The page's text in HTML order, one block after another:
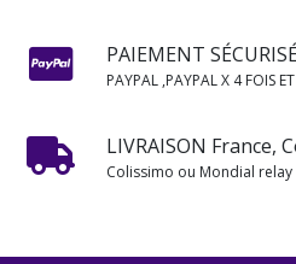
PAIEMENT
PAYPAL ,PAYPAL X 4 FOIS
LIVRAISON France,
Colissimo ou Mondial relay